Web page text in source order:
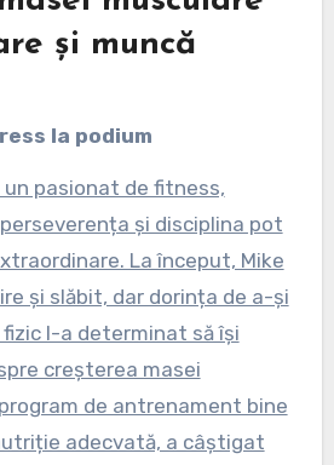
și muncă
la podium
un pasionat de fitness,
și disciplina pot
La început, Mike
și slăbit, dar dorința de a-și
l-a determinat să își
creșterea masei
de antrenament bine
adecvată, a câștigat